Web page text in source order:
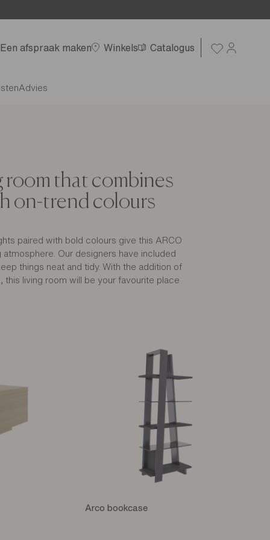
Een afspraak maken Winkels Catalogus
Advies
room that combines
on-trend colours
paired with bold colours give this ARCO
Our designers have included
things neat and tidy. With the addition of
this living room will be your favourite place
Arco bookcase